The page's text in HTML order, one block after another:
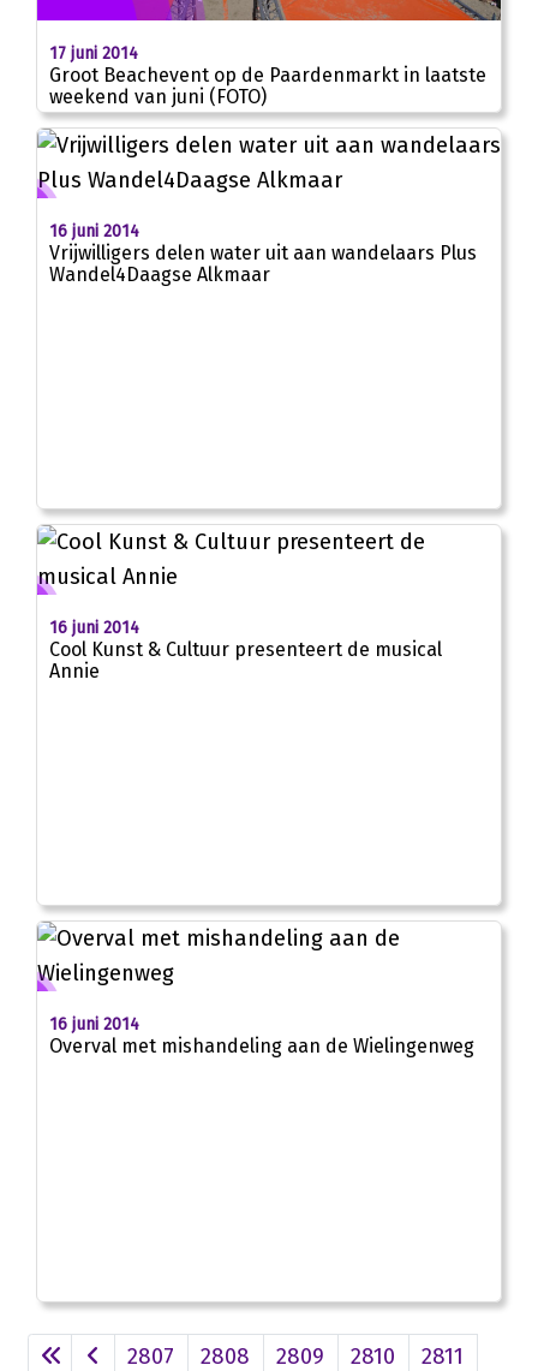
17 juni 2014
Groot Beachevent op de Paardenmarkt in laatste
weekend van juni (FOTO)
16 juni 2014
Vrijwilligers delen water uit aan wandelaars Plus
Wandel4Daagse Alkmaar
16 juni 2014
Cool Kunst & Cultuur presenteert de musical
Annie
16 juni 2014
Overval met mishandeling aan de Wielingenweg
2807 2808 2809 2810
2811